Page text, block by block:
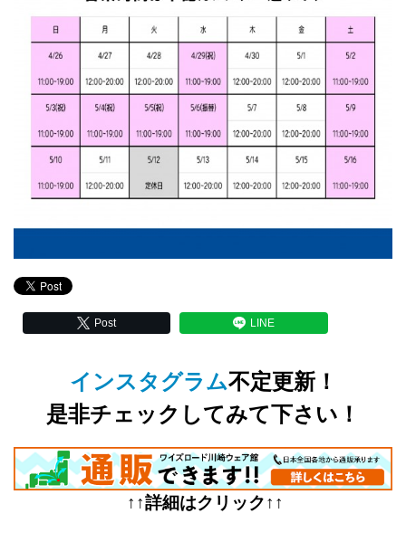
Post LINE
インスタグラム不定更新！
是非チェックしてみて下さい！
↑↑詳細はクリック↑↑